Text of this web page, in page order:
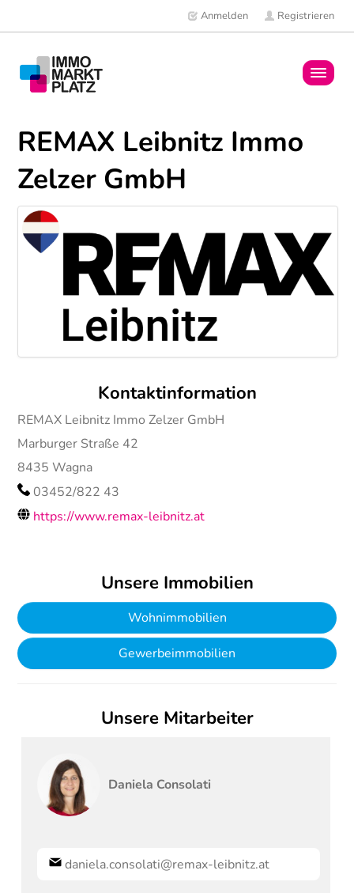
Anmelden Registrieren
Mitglieder
News
REMAX Leibnitz Immo
Zelzer GmbH
Kontaktinformation
REMAX Leibnitz Immo Zelzer GmbH
Marburger Straße 42
8435Wagna
03452/822 43
https://www.remax-leibnitz.at
Unsere Immobilien
Wohnimmobilien
Gewerbeimmobilien
Unsere Mitarbeiter
Daniela Consolati
daniela.consolati@remax-leibnitz.at